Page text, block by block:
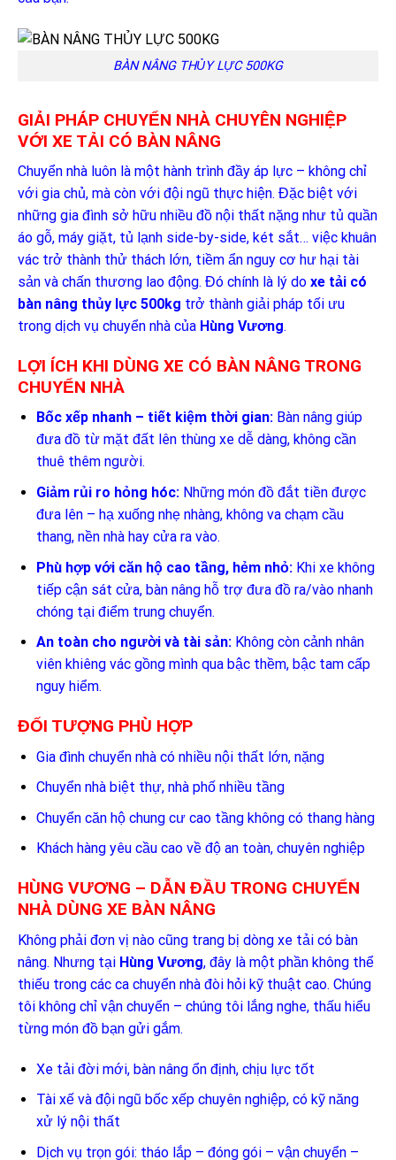
BÀN NÂNG THỦY LỰC 500KG
GIẢI PHÁP CHUYỂN NHÀ CHUYÊN NGHIỆP
VỚI XE TẢI CÓ BÀN NÂNG
Chuyển nhà luôn là một hành trình đầy áp lực – không chỉ
với gia chủ, mà còn với đội ngũ thực hiện. Đặc biệt với
những gia đình sở hữu nhiều đồ nội thất nặng như tủ quần
áo gỗ, máy giặt, tủ lạnh side-by-side, két sắt… việc khuân
vác trở thành thử thách lớn, tiềm ẩn nguy cơ hư hại tài
sản và chấn thương lao động. Đó chính là lý do xe tải có
bàn nâng thủy lực 500kg trở thành giải pháp tối ưu
trong dịch vụ chuyển nhà của Hùng Vương.
LỢI ÍCH KHI DÙNG XE CÓ BÀN NÂNG TRONG
CHUYỂN NHÀ
Bốc xếp nhanh – tiết kiệm thời gian:Bàn nâng giúp
đưa đồ từ mặt đất lên thùng xe dễ dàng, không cần
thuê thêm người.
Giảm rủi ro hỏng hóc:Những món đồ đắt tiền được
đưa lên – hạ xuống nhẹ nhàng, không va chạm cầu
thang, nền nhà hay cửa ra vào.
Phù hợp với căn hộ cao tầng, hẻm nhỏ:Khi xe không
tiếp cận sát cửa, bàn nâng hỗ trợ đưa đồ ra/vào nhanh
chóng tại điểm trung chuyển.
An toàn cho người và tài sản:Không còn cảnh nhân
viên khiêng vác gồng mình qua bậc thềm, bậc tam cấp
nguy hiểm.
ĐỐI TƯỢNG PHÙ HỢP
Gia đình chuyển nhà có nhiều nội thất lớn, nặng
Chuyển nhà biệt thự, nhà phố nhiều tầng
Chuyển căn hộ chung cư cao tầng không có thang hàng
Khách hàng yêu cầu cao về độ an toàn, chuyên nghiệp
HÙNG VƯƠNG – DẪN ĐẦU TRONG CHUYỂN
NHÀ DÙNG XE BÀN NÂNG
Không phải đơn vị nào cũng trang bị dòng xe tải có bàn
nâng. Nhưng tại Hùng Vương, đây là một phần không thể
thiếu trong các ca chuyển nhà đòi hỏi kỹ thuật cao. Chúng
tôi không chỉ vận chuyển – chúng tôi lắng nghe, thấu hiểu
từng món đồ bạn gửi gắm.
Xe tải đời mới, bàn nâng ổn định, chịu lực tốt
Tài xế và đội ngũ bốc xếp chuyên nghiệp, có kỹ năng
xử lý nội thất
Dịch vụ trọn gói: tháo lắp – đóng gói – vận chuyển –